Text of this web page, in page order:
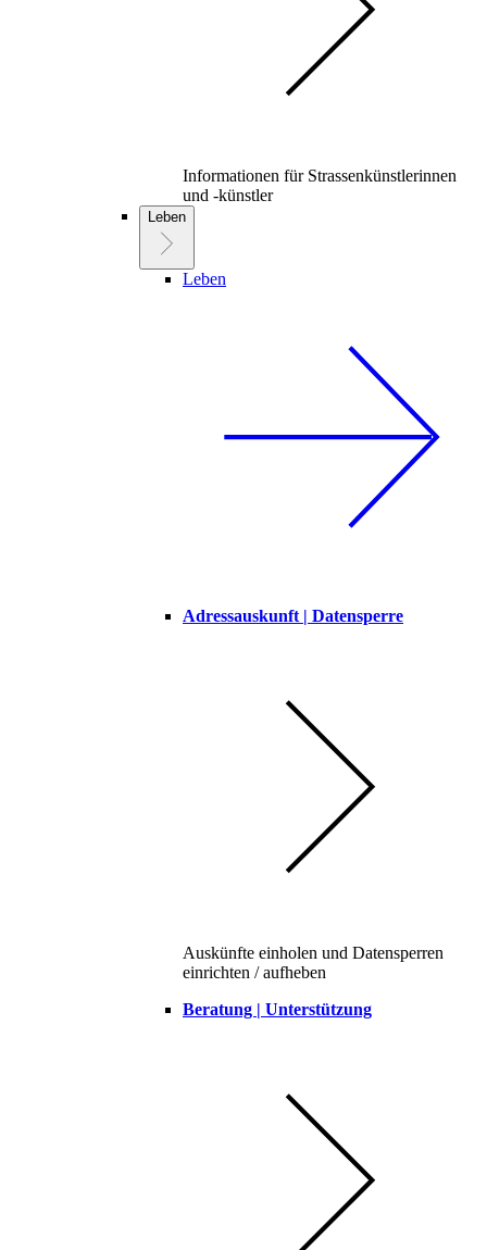
Informationen für Strassenkünstlerinnen
und -künstler
Leben
Leben
Adressauskunft | Datensperre
Auskünfte einholen und Datensperren
einrichten / aufheben
Beratung | Unterstützung